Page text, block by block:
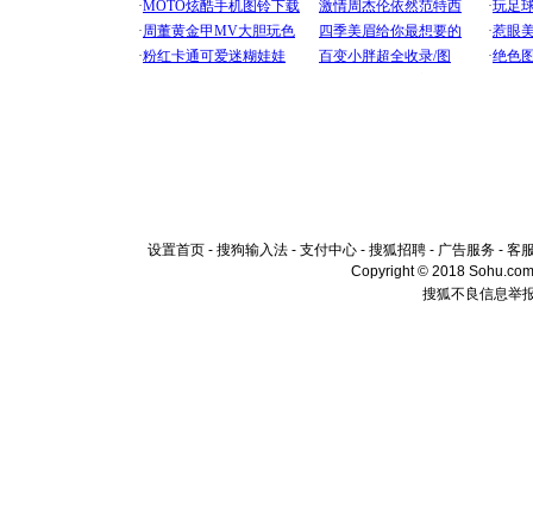
设置首页 - 搜狗输入法 - 支付中心 - 搜狐招聘 - 广告服务 - 客
Copyright © 2018
搜狐不良信息举